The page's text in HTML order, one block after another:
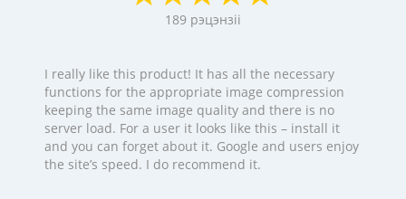
189 рэцэнзіі
I really like this product! It has all the necessary
functions for the appropriate image compression
keeping the same image quality and there is no
server load. For a user it looks like this – install it
and you can forget about it. Google and users enjoy
the site’s speed. I do recommend it.